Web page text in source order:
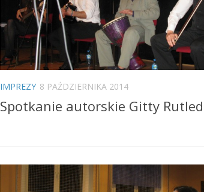
IMPREZY 8 PAŹDZIERNIKA 2014
Spotkanie autorskie Gitty